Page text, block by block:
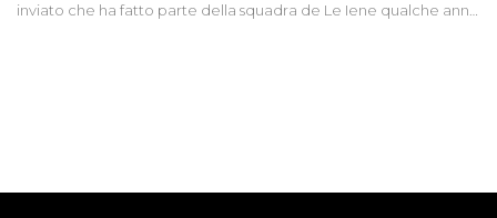
inviato che ha fatto parte della squadra de Le Iene qualche anno